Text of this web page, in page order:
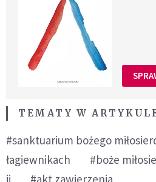
TEMATY W
#sanktuarium bożego
łagiewnikach
#boże
ii
#akt zawierzenia